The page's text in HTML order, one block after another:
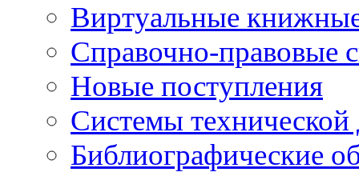
Виртуальные
Справочно-правовые
Новые поступления
Cистемы
Библиографические